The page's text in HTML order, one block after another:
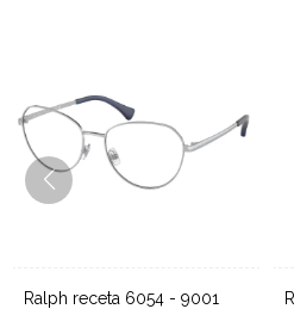
Ralph receta 6054 - 9001